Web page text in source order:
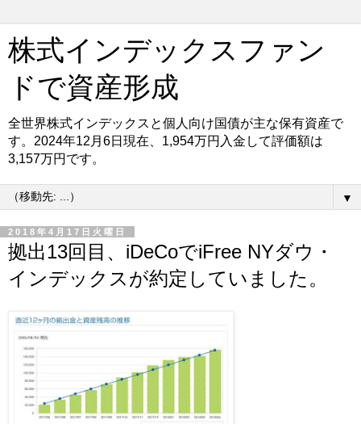
株式インデックスファン
ドで資産形成
全世界株式インデックスと個人向け国債が主な保有資産で
す。2024年12月6日現在、1,954万円入金して評価額は
3,157万円です。
▼
2018年4月17日火曜日
拠出13回目、iDeCoでiFree NYダウ・
インデックスが約定していました。